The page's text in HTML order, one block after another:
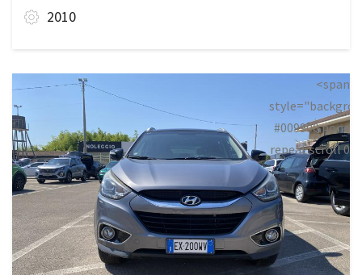
2010
<span
#009900 none
repeat scroll 0